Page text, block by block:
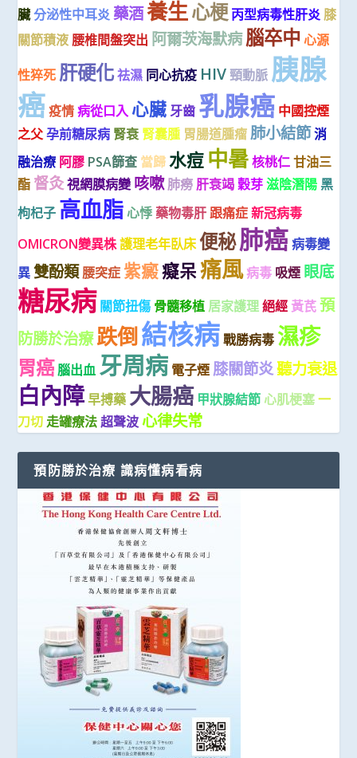
臟分泌性中耳炎 藥酒養生心梗 丙型病毒性肝炎 膝
關節積液 腰椎間盤突出 阿爾茨海默病腦卒中 心源
性猝死 肝硬化 祛濕 同心抗疫 HIV 頸動脈 胰腺
癌 疫情 病從口入 心臟 牙齒 乳腺癌 中國控煙
之父 孕前糖尿病 腎衰 腎囊腫 胃腸道腫瘤 肺小結節消
融治療 阿膠 PSA篩查 當歸 水痘 中暑 核桃仁 甘油三
酯 督灸視網膜病變 咳嗽 肺癆 肝衰竭 穀芽 滋陰潛陽 黑
枸杞子 高血脂 心悸 藥物毒肝 跟痛症 新冠病毒
OMICRON變異株護理老年臥床 便秘肺癌 病毒變
異 雙酚類 腰突症 紫癜癡呆痛風病毒 吸煙 眼底
糖尿病 關節扭傷 骨髓移植 居家護理 絕經 黃芪 預
防勝於治療跌倒結核病 戰勝病毒 濕疹
胃癌腦出血 牙周病 電子煙 膝關節炎聽力衰退
白內障 早搏藥 大腸癌 甲狀腺結節 心肌梗塞 一
刀切 走罐療法 超聲波 心律失常
預防勝於治療 識病懂病看病